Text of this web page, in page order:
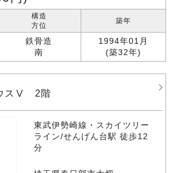
構造
方位
鉄骨造
南
築年
1994年01月
(築32年)
スⅤ 2階
東武伊勢崎線・スカイツリー
ライン/せんげん台駅 徒歩12
分